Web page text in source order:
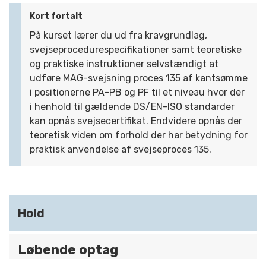
Bliv faglært
Kontakt
Kort fortalt
På kurset lærer du ud fra kravgrundlag,
svejseprocedurespecifikationer samt teoretiske
og praktiske instruktioner selvstændigt at
udføre MAG-svejsning proces 135 af kantsømme
i positionerne PA-PB og PF til et niveau hvor der
i henhold til gældende DS/EN-ISO standarder
kan opnås svejsecertifikat. Endvidere opnås der
teoretisk viden om forhold der har betydning for
praktisk anvendelse af svejseproces 135.
Hold
Løbende optag